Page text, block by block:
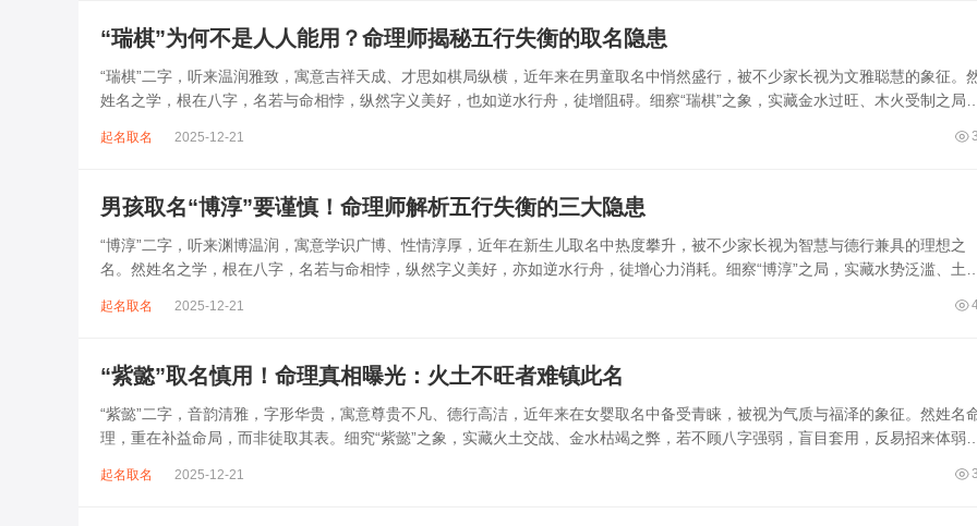
“瑞棋”为何不是人人能用？命理师揭秘五行失衡的取名隐患
“瑞棋”二字，听来温润雅致，寓意吉祥天成、才思如棋局纵横，近年来在男童取名中悄然盛行，被不少家长视为文雅聪慧的象征。
姓名之学，根在八字，名若与命相悖，纵然字义美好，也如逆水行舟，徒增阻碍。细察“瑞棋”之象，实藏金水过旺、木火受制之局，
起名取名 2025-12-21
男孩取名“博淳”要谨慎！命理师解析五行失衡的三大隐患
“博淳”二字，听来渊博温润，寓意学识广博、性情淳厚，近年在新生儿取名中热度攀升，被不少家长视为智慧与德行兼具的理想之
名。然姓名之学，根在八字，名若与命相悖，纵然字义美好，亦如逆水行舟，徒增心力消耗。细察“博淳”之局，实藏水势泛滥、土崩
起名取名 2025-12-21
“紫懿”取名慎用！命理真相曝光：火土不旺者难镇此名
“紫懿”二字，音韵清雅，字形华贵，寓意尊贵不凡、德行高洁，近年来在女婴取名中备受青睐，被视为气质与福泽的象征。然姓名
理，重在补益命局，而非徒取其表。细究“紫懿”之象，实藏火土交战、金水枯竭之弊，若不顾八字强弱，盲目套用，反易招来体弱多
起名取名 2025-12-21